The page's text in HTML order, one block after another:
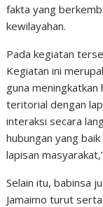
fakta yang
kewilayahan.
Pada kegiatan
Kegiatan ini
guna
teritorial dengan
interaksi secara
hubungan yang
lapisan
Selain itu, babinsa
Jamaimo turut